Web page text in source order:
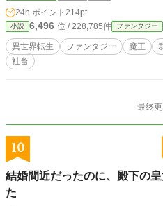
：AIと共同作業 ・
証 ：AIに依頼（設定や論理の
説制作です。 ■各話連動イラスト、イメージイラスト https://
www.deviantart.com/
プ】https://
164-1268366391 【ラ
viantart.com/
m/nexustide400/art/
24h.ポイント 214pt
小説 6,496 位 / 228,785件 ファンタジー
異世界転生 ファンタジー 魔王
社畜
最終
10
結婚間近だったのに、殿下の
た